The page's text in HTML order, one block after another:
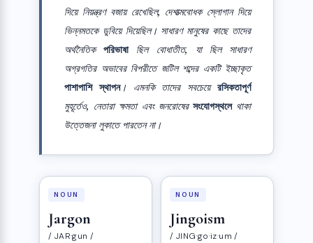
দিয়ে নিয়ন্ত্রণ বজায় রেখেছিল, দেশাত্মবোধক স্লোগান দিয়ে
ভিন্নমতকে ডুবিয়ে দিয়েছিল। সাধারণ মানুষের কাছে তাদের
অর্থনৈতিকপরিভাষাছিল বোধাতীত, যা ছিল সাধারণ
অগ্রগতির অভাবের বিপরীতে জটিল শব্দের একটি ইচ্ছাকৃত
পাশাপাশি স্থাপন। এমনকি তাদের সবচেয়েরসিকতাপূর্ণ
মুহূর্তেও, নেতারা ক্ষমতা এবং জনরোষের সংযোগস্থলেথাকা
উত্তেজনা লুকাতে পারতেন না।
NOUN
Jargon
/ JAR·gun /
NOUN
Jingoism
/ JING·go·iz·um /